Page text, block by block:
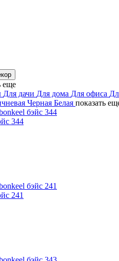
еще
Для дачи Для дома Для офиса
Черная Белая показать
344
241